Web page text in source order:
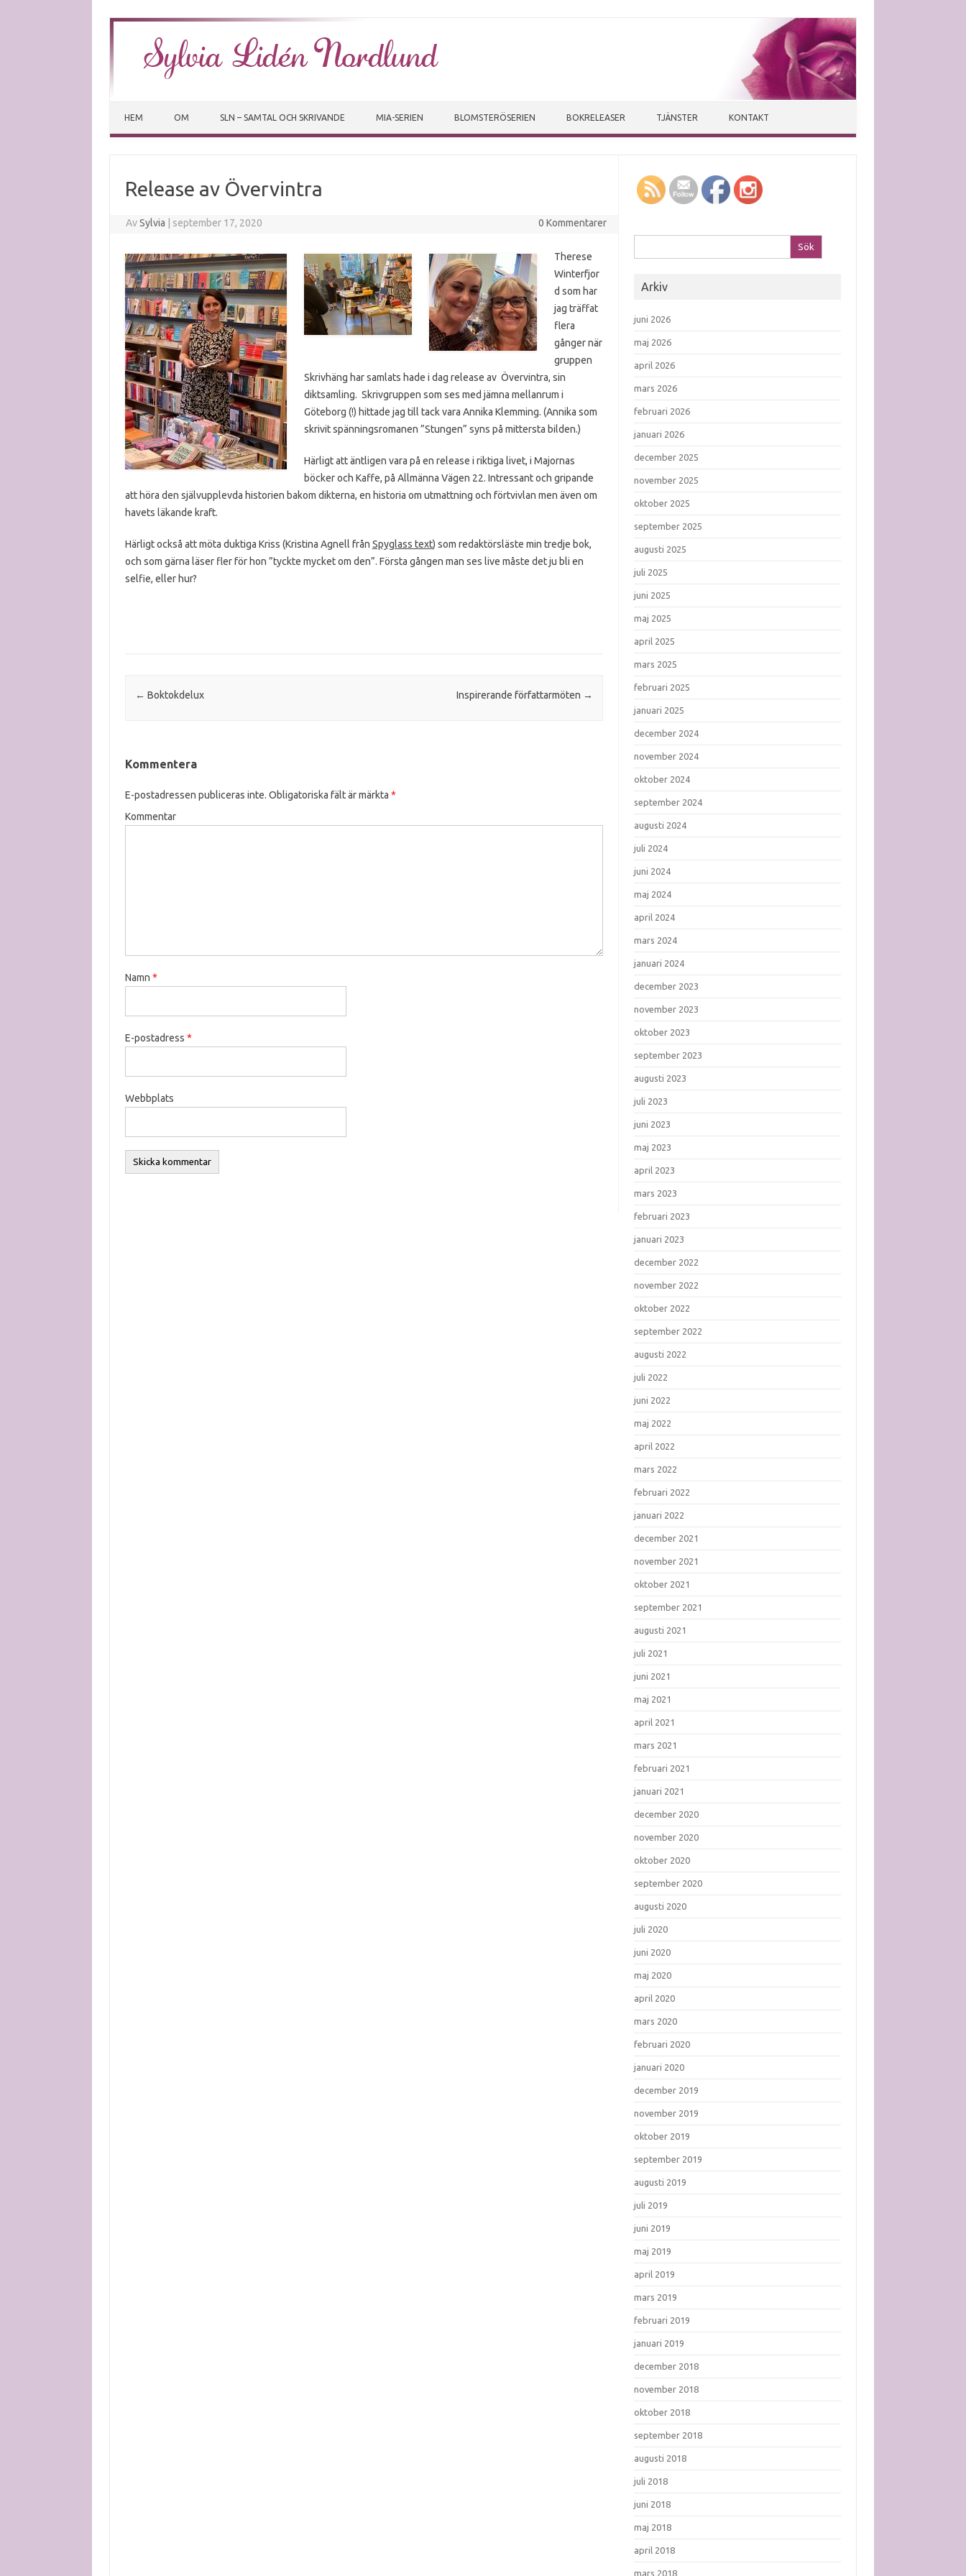
HEM OM SLN – SAMTAL OCH SKRIVANDE MIA-SERIEN BLOMSTERÖSERIEN BOKRELEASER TJÄNSTER KONTAKT
Release av Övervintra
AvSylvia september 17, 2020 0 Kommentarer
Therese
Winterfjor
d som har
jag träffat
flera
gånger när
gruppen
Skrivhäng har samlats hade i dag release av Övervintra, sin
diktsamling. Skrivgruppen som ses med jämna mellanrum i
Göteborg (!) hittade jag till tack vara Annika Klemming. (Annika som
skrivit spänningsromanen ”Stungen” syns på mittersta bilden.)
Härligt att äntligen vara på en release i riktiga livet, i Majornas
böcker och Kaffe, på Allmänna Vägen 22. Intressant och gripande
att höra den självupplevda historien bakom dikterna, en historia om utmattning och förtvivlan men även om
havets läkande kraft.
Härligt också att möta duktiga Kriss (Kristina Agnell från Spyglass text) som redaktörsläste min tredje bok,
och som gärna läser fler för hon ”tyckte mycket om den”. Första gången man ses live måste det ju bli en
selfie, eller hur?
Post navigation
← Boktokdelux Inspirerande författarmöten →
Kommentera
E-postadressen publiceras inte. Obligatoriska fält är märkta *
Kommentar
Namn *
E-postadress *
Webbplats
Arkiv
juni 2026
maj 2026
april 2026
mars 2026
februari 2026
januari 2026
december 2025
november 2025
oktober 2025
september 2025
augusti 2025
juli 2025
juni 2025
maj 2025
april 2025
mars 2025
februari 2025
januari 2025
december 2024
november 2024
oktober 2024
september 2024
augusti 2024
juli 2024
juni 2024
maj 2024
april 2024
mars 2024
januari 2024
december 2023
november 2023
oktober 2023
september 2023
augusti 2023
juli 2023
juni 2023
maj 2023
april 2023
mars 2023
februari 2023
januari 2023
december 2022
november 2022
oktober 2022
september 2022
augusti 2022
juli 2022
juni 2022
maj 2022
april 2022
mars 2022
februari 2022
januari 2022
december 2021
november 2021
oktober 2021
september 2021
augusti 2021
juli 2021
juni 2021
maj 2021
april 2021
mars 2021
februari 2021
januari 2021
december 2020
november 2020
oktober 2020
september 2020
augusti 2020
juli 2020
juni 2020
maj 2020
april 2020
mars 2020
februari 2020
januari 2020
december 2019
november 2019
oktober 2019
september 2019
augusti 2019
juli 2019
juni 2019
maj 2019
april 2019
mars 2019
februari 2019
januari 2019
december 2018
november 2018
oktober 2018
september 2018
augusti 2018
juli 2018
juni 2018
maj 2018
april 2018
mars 2018